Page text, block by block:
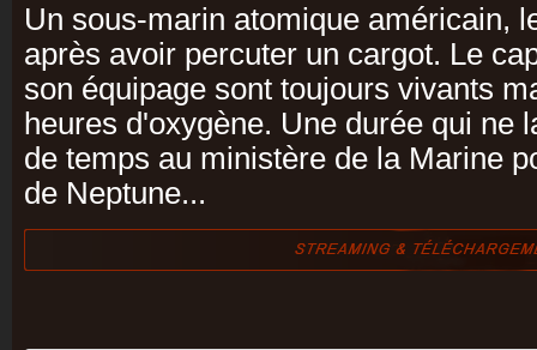
Un sous-marin atomique américain,
après avoir percuter un cargot. Le
son équipage sont toujours vivants
heures d'oxygène. Une durée qui ne
de temps au ministère de la Marine
de Neptune...